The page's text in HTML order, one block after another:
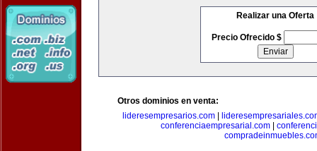
Realizar una Oferta
Precio Ofrecido $
Otros dominios en venta:
lideresempresarios.com
conferenciaempresarial.com